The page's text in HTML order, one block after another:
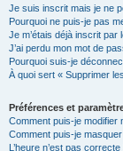
Je suis inscrit mais je ne
Pourquoi ne puis-je pas
Je m’étais déjà inscrit
J’ai perdu mon mot de
Pourquoi suis-je
À quoi sert « Supprimer
Préférences et
Comment puis-je modifier
Comment puis-je
L’heure n’est pas correcte